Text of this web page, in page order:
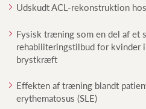
Udskudt ACL-rekonstruktion
Fysisk træning som en del af et
rehabiliteringstilbud for kvinder
brystkræft
Effekten af træning blandt
erythematosus (SLE)